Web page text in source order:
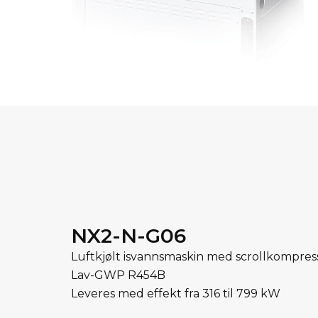
NX2-N-G06
Luftkjølt isvannsmaskin med
Lav-GWP R454B
Leveres med effekt fra 316 til 799 kW